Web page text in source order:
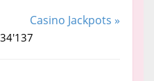
Casino Jackpots »